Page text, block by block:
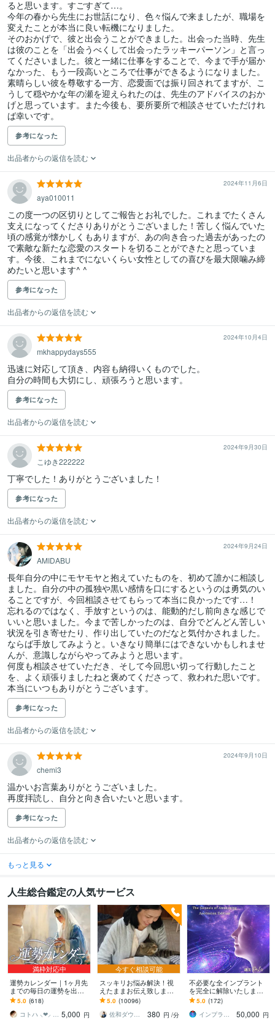
ると思います。すごすぎて…。
今年の春から先生にお世話になり、色々悩んで来ましたが、職場を
変えたことが本当に良い転機になりました。
そのおかげで、彼と出会うことができました。出会った当時、先生
は彼のことを「出会うべくして出会ったラッキーパーソン」と言っ
てくださいました。彼と一緒に仕事をすることで、今まで手が届か
なかった、もう一段高いところで仕事ができるようになりました。
素晴らしい彼を尊敬する一方、恋愛面では振り回されてますが、こ
うして穏やかな年の瀬を迎えられたのは、先生のアドバイスのおか
げと思っています。また今後も、要所要所で相談させていただけれ
ば幸いです。
参考になった
出品者からの返信を読む
2024年11月6日
aya010011
この度一つの区切りとしてご報告とお礼でした。これまでたくさん
支えになってくださりありがとうございました！苦しく悩んでいた
頃の感覚が懐かしくもありますが、あの向き合った過去があったの
で素敵な新たな恋愛のスタートを切ることができたと思っていま
す。今後、これまでにないくらい女性としての喜びを最大限噛み締
めたいと思います^ ^
参考になった
出品者からの返信を読む
2024年10月4日
mkhappydays555
迅速に対応して頂き、内容も納得いくものでした。
自分の時間も大切にし、頑張ろうと思います。
参考になった
出品者からの返信を読む
2024年9月30日
こゆき222222
丁寧でした！ありがとうございました！
参考になった
出品者からの返信を読む
2024年9月24日
AMIDABU
長年自分の中にモヤモヤと抱えていたものを、初めて誰かに相談し
ました。自分の中の孤独や黒い感情を口にするというのは勇気のい
ることですが、今回相談させてもらって本当に良かったです…！
忘れるのではなく、手放すというのは、能動的だし前向きな感じで
いいと思いました。今まで苦しかったのは、自分でどんどん苦しい
状況を引き寄せたり、作り出していたのだなと気付かされました。
ならば手放してみようと。いきなり簡単にはできないかもしれませ
んが、意識しながらやってみようと思います。
何度も相談させていただき、そして今回思い切って行動したこと
を、よく頑張りましたねと褒めてくださって、救われた思いです。
本当にいつもありがとうございます。
参考になった
出品者からの返信を読む
2024年9月10日
chemi3
温かいお言葉ありがとうございました。
再度拝読し、自分と向き合いたいと思います。
参考になった
出品者からの返信を読む
もっと見る
人生総合鑑定の人気サービス
満枠対応中
運勢カレンダー｜1ヶ月先
までの毎日の運勢を出し
ます 30日×500字のおよそ
1万5千文字で細かく詳細
に記します
5.0 (618)
コトハ ⸜❤︎⸝ 新サービス提供開始✨️ 5,000 円
今すぐ相談可能
スッキリお悩み解決！視
えたままお伝え致します
恋愛、結婚、人間関係、
仕事、人生、ペットの気
持ち等◎祈願付き
5.0 (10096)
佐和ダウジング＆スピリットメンター
380 円 /分
不必要な全インプラント
を完全に解除いたします
インプラント全解除創始
者 × 魂の解放・カルマ浄
化・能力開花
5.0 (172)
インプラント全解除創始者｜魂王DaI⭐︎
50,000 円